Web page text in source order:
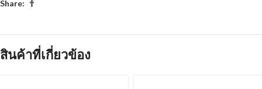
Share:
สินค้าที่เกี่ยวข้อง